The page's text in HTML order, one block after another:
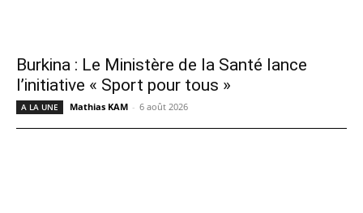
Burkina : Le Ministère de la Santé lance
l’initiative « Sport pour tous »
A LA UNE Mathias KAM - 6 août 2026